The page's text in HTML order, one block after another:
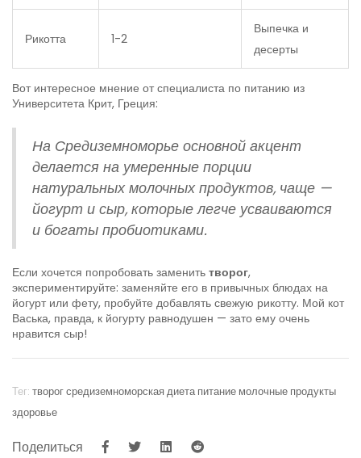
Рикотта 1-2
Выпечка и
десерты
Вот интересное мнение от специалиста по питанию из
Университета Крит, Греция:
На Средиземноморье основной акцент
делается на умеренные порции
натуральных молочных продуктов, чаще —
йогурт и сыр, которые легче усваиваются
и богаты пробиотиками.
Если хочется попробовать заменить творог,
экспериментируйте: заменяйте его в привычных блюдах на
йогурт или фету, пробуйте добавлять свежую рикотту. Мой кот
Васька, правда, к йогурту равнодушен — зато ему очень
нравится сыр!
Тег: творогсредиземноморская диета питание молочные продукты
здоровье
Поделиться